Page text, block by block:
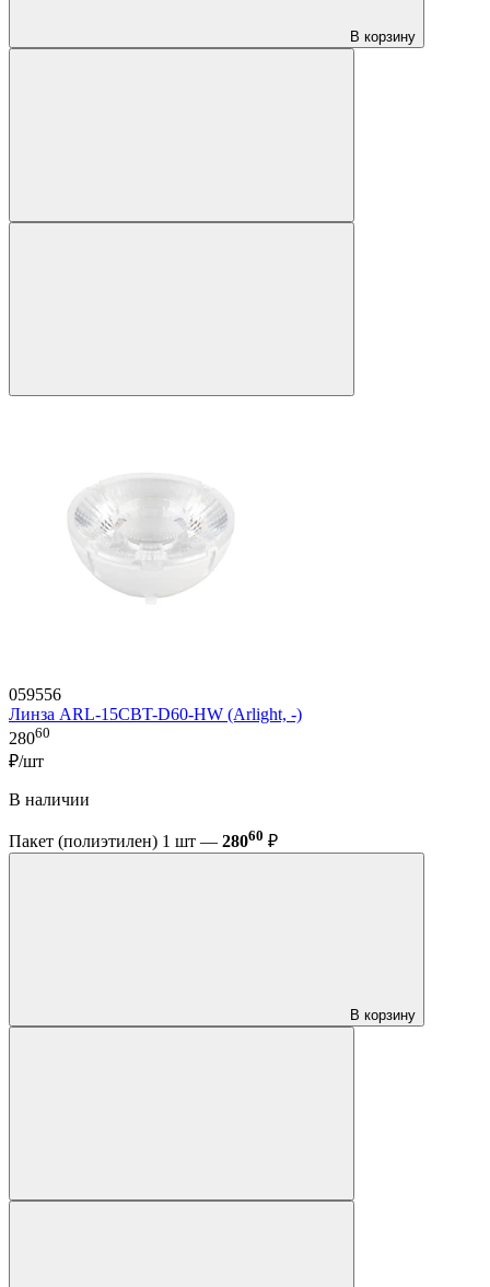
В корзину
059556
Линза ARL-15CBT-D60-HW (Arlight, -)
28060
₽/шт
В наличии
Пакет (полиэтилен) 1 шт — 28060 ₽
В корзину